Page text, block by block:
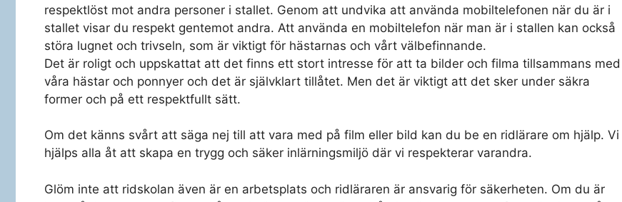
respektlöst mot andra personer i stallet. Genom att undvika att använda mobiltelefonen när du är i
stallet visar du respekt gentemot andra. Att använda en mobiltelefon när man är i stallen kan också
störa lugnet och trivseln, som är viktigt för hästarnas och vårt välbefinnande.
Det är roligt och uppskattat att det finns ett stort intresse för att ta bilder och filma tillsammans med
våra hästar och ponnyer och det är självklart tillåtet. Men det är viktigt att det sker under säkra
former och på ett respektfullt sätt.
Om det känns svårt att säga nej till att vara med på film eller bild kan du be en ridlärare om hjälp. Vi
hjälps alla åt att skapa en trygg och säker inlärningsmiljö där vi respekterar varandra.
Glöm inte att ridskolan även är en arbetsplats och ridläraren är ansvarig för säkerheten. Om du är